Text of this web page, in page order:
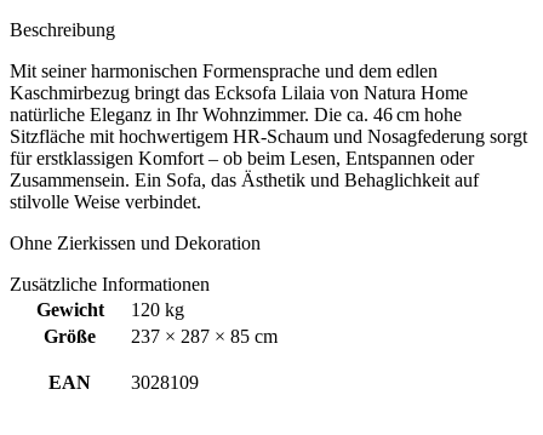
Beschreibung
Mit seiner harmonischen Formensprache und dem edlen
Kaschmirbezug bringt das Ecksofa Lilaia von Natura Home
natürliche Eleganz in Ihr Wohnzimmer. Die ca. 46 cm hohe
Sitzfläche mit hochwertigem HR-Schaum und Nosagfederung sorgt
für erstklassigen Komfort – ob beim Lesen, Entspannen oder
Zusammensein. Ein Sofa, das Ästhetik und Behaglichkeit auf
stilvolle Weise verbindet.
Ohne Zierkissen und Dekoration
Zusätzliche Informationen
Gewicht
120 kg
Größe
237 × 287 × 85 cm
EAN 3028109